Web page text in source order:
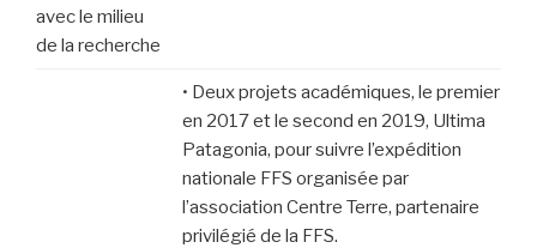
avec le milieu
de la recherche
• Deux projets académiques, le premier
en 2017 et le second en 2019, Ultima
Patagonia, pour suivre l’expédition
nationale FFS organisée par
l’association Centre Terre, partenaire
privilégié de la FFS.